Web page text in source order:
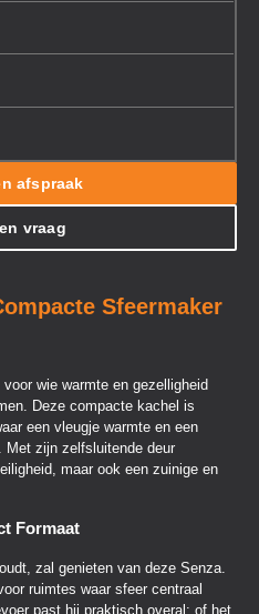
afspraak
vraag
Sfeermaker
wie warmte en gezelligheid
Deze compacte kachel is
een vleugje warmte en een
zijn zelfsluitende deur
maar ook een zuinige en
Formaat
zal genieten van deze Senza.
ruimtes waar sfeer centraal
past hij praktisch overal: of het